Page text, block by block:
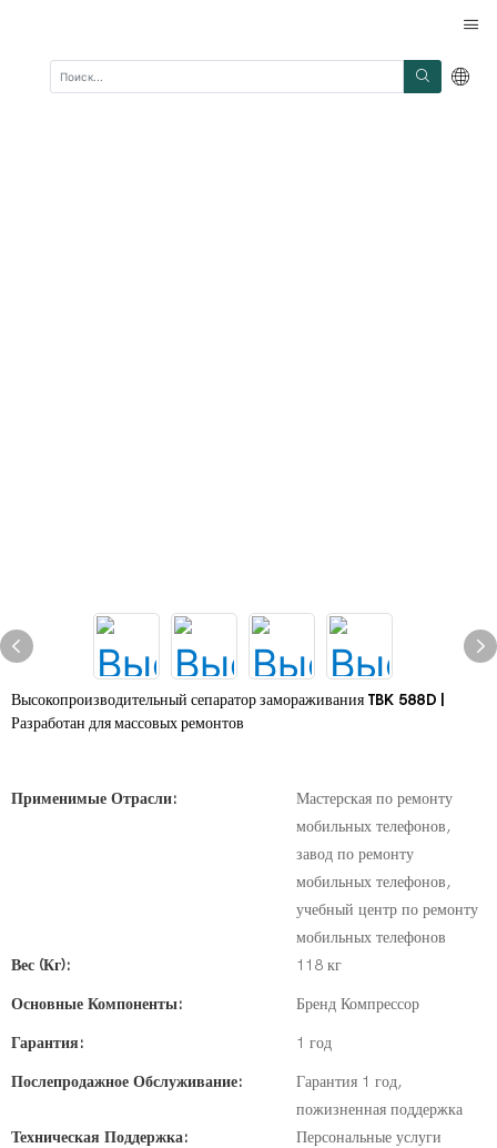
Высокопроизводительный сепаратор замораживания TBK 588D |
Разработан для массовых ремонтов
Применимые Отрасли:
Мастерская по ремонту
мобильных телефонов,
завод по ремонту
мобильных телефонов,
учебный центр по ремонту
мобильных телефонов
Вес (кг):
118 кг
Основные Компоненты: Бренд Компрессор
Гарантия: 1 год
Послепродажное Обслуживание:
Гарантия 1 год,
пожизненная поддержка
Техническая Поддержка:
Персональные услуги